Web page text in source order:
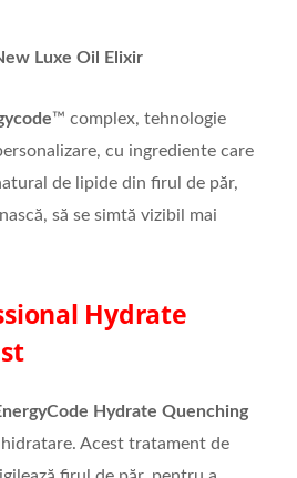
Luxe Oil Elixir
™ complex, tehnologie
cu ingrediente care
de lipide din firul de păr,
să se simtă vizibil mai
Hydrate
Hydrate Quenching
Acest tratament de